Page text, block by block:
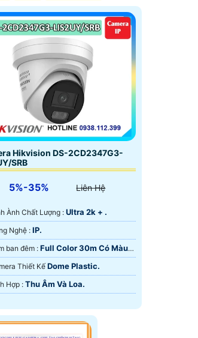
Hikvision DS-2CD2347G3-
SRB
5%-35% Liên Hệ
Ành Chất Lượng : Ultra 2k + .
⚒ Công Nghệ : IP.
🔅 Xem ban đêm : Full Color 30m Có Màu
Thiết Kế Dome Plastic.
️💮 Tích Hợp : Thu Âm Và Loa.